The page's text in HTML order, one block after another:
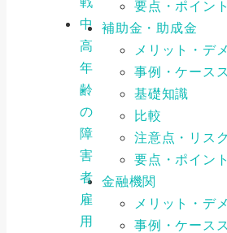
中
高
年
齢
の
障
害
者
雇
用
要点・ポイント
補助金・助成金
メリット・デ
事例・ケース
基礎知識
比較
注意点・リスク
要点・ポイント
金融機関
メリット・デ
事例・ケース